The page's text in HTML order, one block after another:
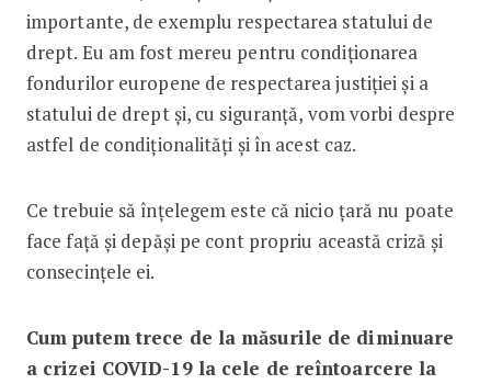
importante, de exemplu respectarea statului de
drept. Eu am fost mereu pentru condiționarea
fondurilor europene de respectarea justiției și a
statului de drept și, cu siguranță, vom vorbi despre
astfel de condiționalități și în acest caz.
Ce trebuie să înțelegem este că nicio țară nu poate
face față și depăși pe cont propriu această criză și
consecințele ei.
Cum putem trece de la măsurile de diminuare
a crizei COVID-19 la cele de reîntoarcere la